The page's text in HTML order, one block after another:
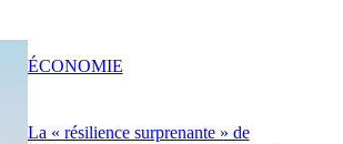
La « résilience surprenante » de
ÉCONOMIE